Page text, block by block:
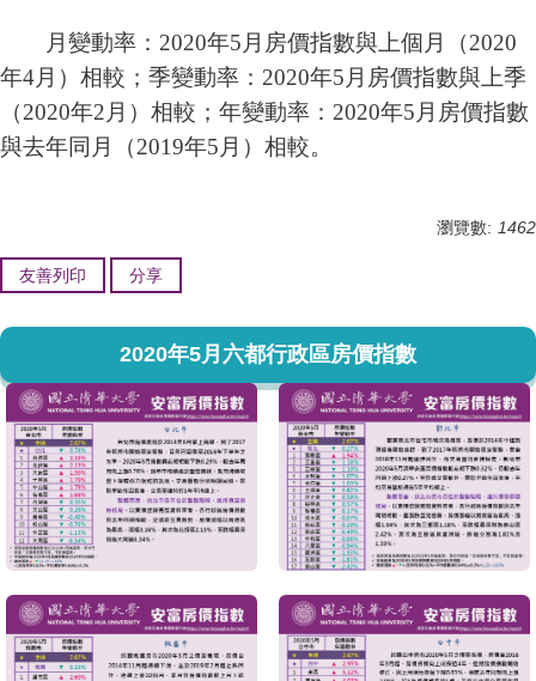
月變動率：2020年5月房價指數與上個月（2020
年4月）相較；季變動率： 2020年5月房價指數與上季
（2020年2月）相較 ；年變動率： 2020年5月房價指數
與去年同月（2019年5月）相較。
瀏覽數: 1462
友善列印 分享
2020年5月六都行政區房價指數